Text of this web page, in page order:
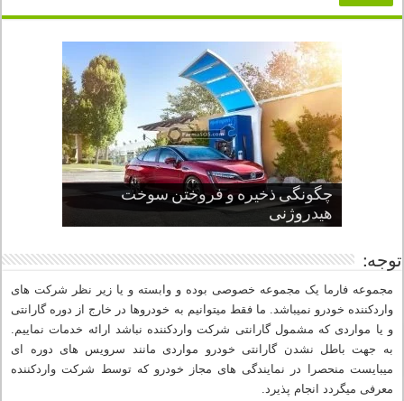
چگونگی ذخیره و فروختن سوخت
هیدروژنی
قدرتمندترین ماسل کارها یا خودروهای
عضلانی امریکایی
چرا نمک باعث خوردگی خودرو می شود؟
پنج کابین جذاب سال های اخیر صنعت
خودروسازی
از صفر تا صد طراحی خودرو قسمت
سوم
توجه:
مجموعه فارما یک مجموعه خصوصی بوده و وابسته و یا زیر نظر شرکت های
واردکننده خودرو نمیباشد. ما فقط میتوانیم به خودروها در خارج از دوره گارانتی
و یا مواردی که مشمول گارانتی شرکت واردکننده نباشد ارائه خدمات نماییم.
به جهت باطل نشدن گارانتی خودرو مواردی مانند سرویس های دوره ای
میبایست منحصرا در نمایندگی های مجاز خودرو که توسط شرکت واردکننده
معرفی میگردد انجام پذیرد.